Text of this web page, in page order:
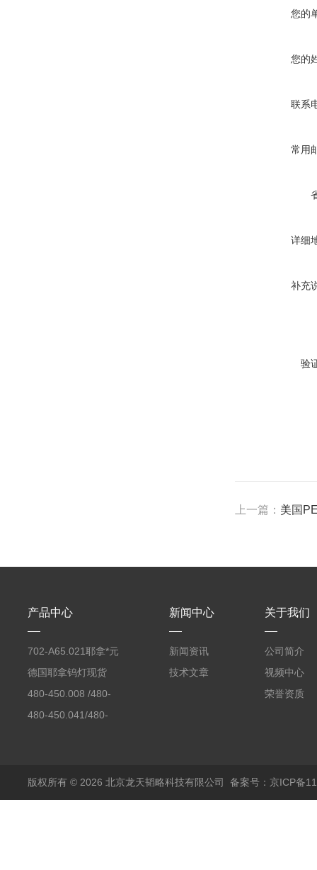
您的
您的
联系
常用
详细
补充
验
上一篇： 美国
产品中心
702-A65.021耶拿*元
素分析仪反应罐
德国耶拿钨灯现货
480-450.008 /480-
450.008C耶拿镉Cd空
480-450.041/480-
包邮
新闻中心
新闻资讯
技术文章
关于我们
公司简介
视频中心
荣誉资质
版权所有 © 2026 北京龙天韬略科技有限公司 备案号：京ICP备